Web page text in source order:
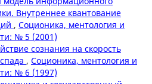
Внутреннее квантование
, Соционика, ментология и
№ 5 (2001)
сознания на скорость
, Соционика, ментология и
№ 6 (1997)